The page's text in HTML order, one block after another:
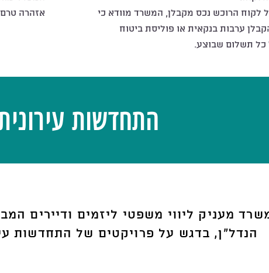
אזהרה
לקוח הרוכש נכס מקבלן, המשרד מוודא כי
ערבות בנקאית או פוליסת ביטוח
כל תשלום שבוצע.
התחדשות
מעניק ליווי משפטי ליזמים ודיירים
הנדל"ן, בדגש על פרויקטים של התחדשות